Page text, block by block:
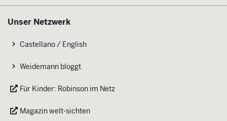
Unser Netzwerk
Castellano / English
Weidemann bloggt
Für Kinder: Robinson im Netz
Magazin welt-sichten